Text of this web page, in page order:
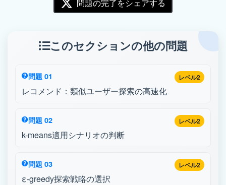
問題の完了をシェアする
このセクションの他の問題
レベル2
問題 01
レコメンド：類似ユーザー探索の高速化
レベル2
問題 02
k-means適用シナリオの判断
レベル2
問題 03
ε-greedy探索戦略の選択